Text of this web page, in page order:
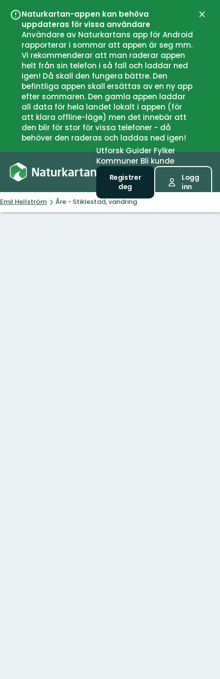
Naturkartan-appen kan behöva
uppdateras för vissa användare
Användare av Naturkartans app för Android
rapporterar i sommar att appen är seg mm.
Vi rekommenderar att man raderar appen
helt från sin telefon i så fall och laddar ned
igen! Då skall den fungera bättre. Den
befintliga appen skall ersättas av en ny app
efter sommaren. Den gamla appen laddar
all data för hela landet lokalt i appen (för
att klara offline-läge) men det innebär att
den blir för stor för vissa telefoner - då
behöver den raderas och laddas ned igen!
Lukk
UtforskGuiderFylker
Kommuner Bli kunde
Registrer
deg
Logg
inn
Emil Hellström Åre - Stiklestad, vandring